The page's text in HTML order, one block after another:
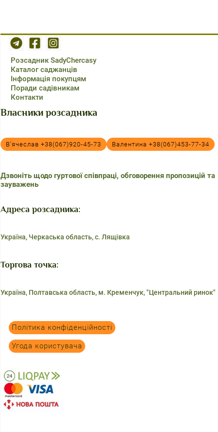
Розсадник SadyChercasy
Каталог саджанців
Інформація покупцям
Поради садівникам
Контакти
Власники розсадника
В'ячеслав +38(067)920-45-73 Валентина +38(067)453-77-34
Дзвоніть щодо гуртової співпраці, обговорення пропозицій та
зауважень
Адреса розсадника:
Україна, Черкаська область, с. Лящівка
Торгова точка:
Україна, Полтавська область, м. Кременчук, "Центральний ринок"
Політика конфіденційності
Угода користувача